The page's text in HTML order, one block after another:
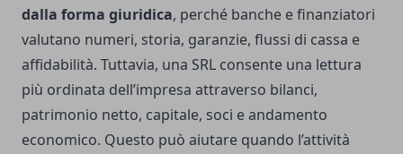
dalla forma giuridica, perché banche e finanziatori
valutano numeri, storia, garanzie, flussi di cassa e
affidabilità. Tuttavia, una SRL consente una lettura
più ordinata dell’impresa attraverso bilanci,
patrimonio netto, capitale, soci e andamento
economico. Questo può aiutare quando l’attività